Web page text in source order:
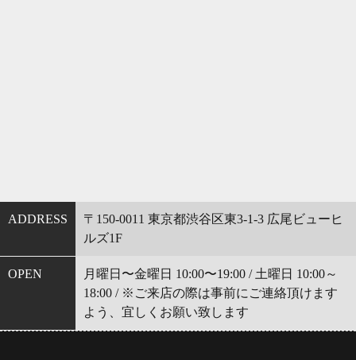
ADDRESS
〒150-0011 東京都渋谷区東3-1-3 広尾ビューヒ
ルズ1F
OPEN
月曜日〜金曜日 10:00〜19:00 / 土曜日 10:00～
18:00 / ※ご来店の際は事前にご連絡頂けます
よう、宜しくお願い致します